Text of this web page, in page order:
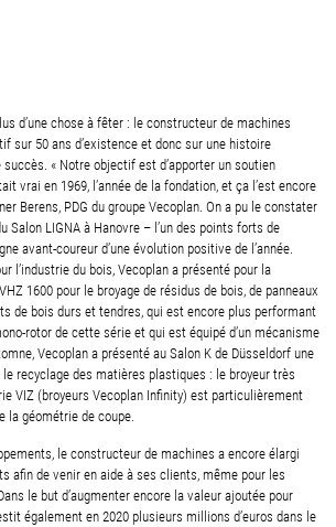
d’une chose à fêter : le constructeur de machines
sur 50 ans d’existence et donc sur une histoire
succès. « Notre objectif est d’apporter un soutien
vrai en 1969, l’année de la fondation, et ça l’est encore
Berens, PDG du groupe Vecoplan. On a pu le constater
Salon LIGNA à Hanovre – l’un des points forts de
avant-coureur d’une évolution positive de l’année.
l’industrie du bois, Vecoplan a présenté pour la
1600 pour le broyage de résidus de bois, de panneaux
de bois durs et tendres, qui est encore plus performant
rotor de cette série et qui est équipé d’un mécanisme
Vecoplan a présenté au Salon K de Düsseldorf une
recyclage des matières plastiques : le broyeur très
VIZ (broyeurs Vecoplan Infinity) est particulièrement
la géométrie de coupe.
le constructeur de machines a encore élargi
afin de venir en aide à ses clients, même pour les
le but d’augmenter encore la valeur ajoutée pour
également en 2020 plusieurs millions d’euros dans le